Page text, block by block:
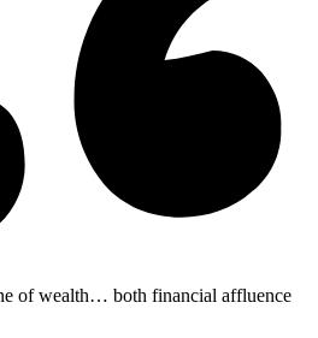
of wealth… both financial affluence